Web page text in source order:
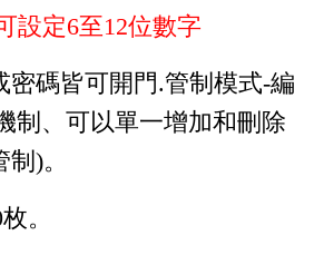
設定6至12位數字
密碼皆可開門.管制模式-編
制、可以單一增加和刪除
)。
。